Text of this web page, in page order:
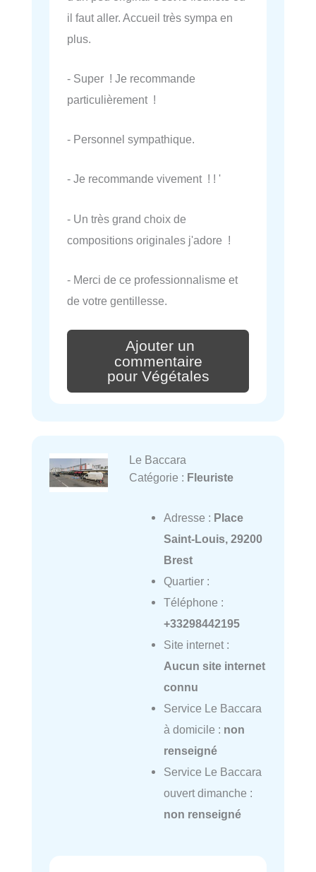
il faut aller. Accueil très sympa en
plus.
- Super ! Je recommande
particulièrement !
- Personnel sympathique.
- Je recommande vivement ! ! '
- Un très grand choix de
compositions originales j'adore !
- Merci de ce professionnalisme et
de votre gentillesse.
Ajouter un
commentaire
pour Végétales
Le Baccara
Catégorie : Fleuriste
Adresse : Place
Saint-Louis, 29200
Brest
Quartier :
Téléphone :
+33298442195
Site internet :
Aucun site internet
connu
Service Le Baccara
à domicile : non
renseigné
Service Le Baccara
ouvert dimanche :
non renseigné